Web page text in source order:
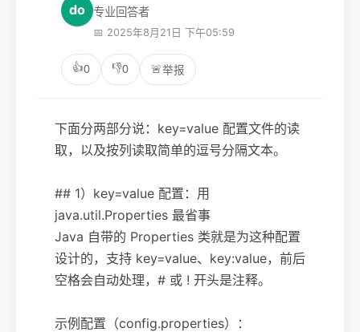
do 专业回答者
📅 2025年8月21日 下午05:59
👍0 👎0 🚨举报
下面分两部分说：key=value 配置文件的读
取，以及按列读取简单的逗号分隔文本。
## 1）key=value 配置：用
java.util.Properties 最省事
Java 自带的 Properties 类就是为这种配置
设计的，支持 key=value、key:value，前后
空格会自动处理，# 或 ! 开头是注释。
示例配置（config.properties）：